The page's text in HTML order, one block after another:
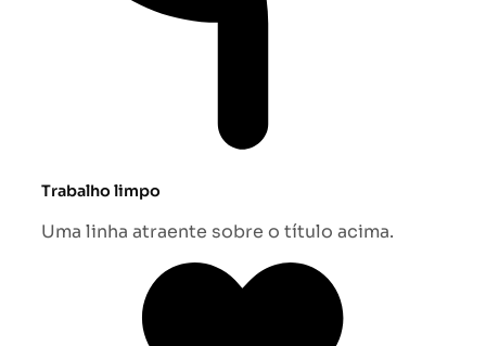
Trabalho limpo
Uma linha atraente sobre o título acima.